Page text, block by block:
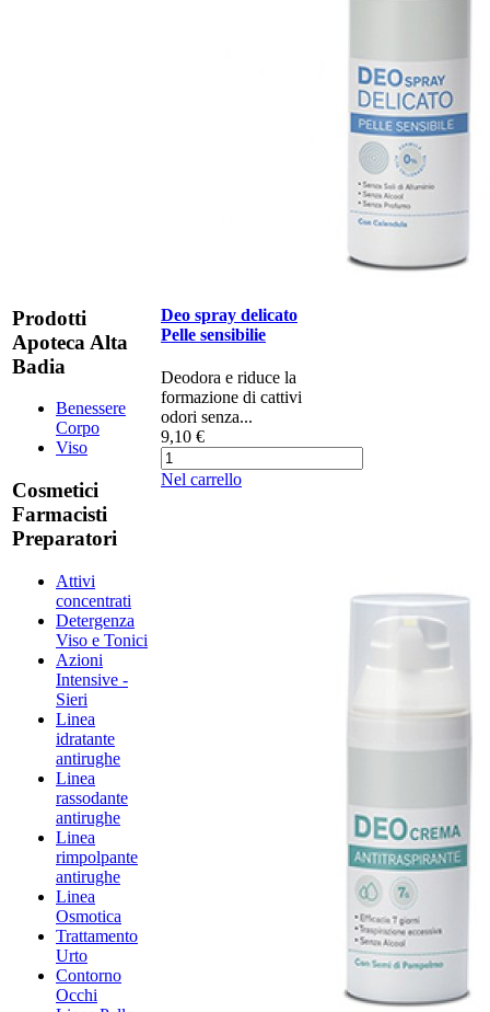
Prodotti
Apoteca Alta
Badia
Benessere
Corpo
Viso
Cosmetici
Farmacisti
Preparatori
Attivi
concentrati
Detergenza
Viso e Tonici
Azioni
Intensive -
Sieri
Linea
idratante
antirughe
Linea
rassodante
antirughe
Linea
rimpolpante
antirughe
Linea
Osmotica
Trattamento
Urto
Contorno
Occhi
Deo spray delicato
Pelle sensibilie
Deodora e riduce la
formazione di cattivi
odori senza...
9,10 €
Nel carrello